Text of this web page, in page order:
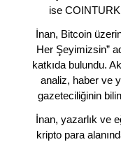
ise
İnan, Bitcoin
Her Şeyimizsin”
katkıda bulundu.
analiz, haber ve
gazeteciliğinin
İnan, yazarlık ve
kripto para